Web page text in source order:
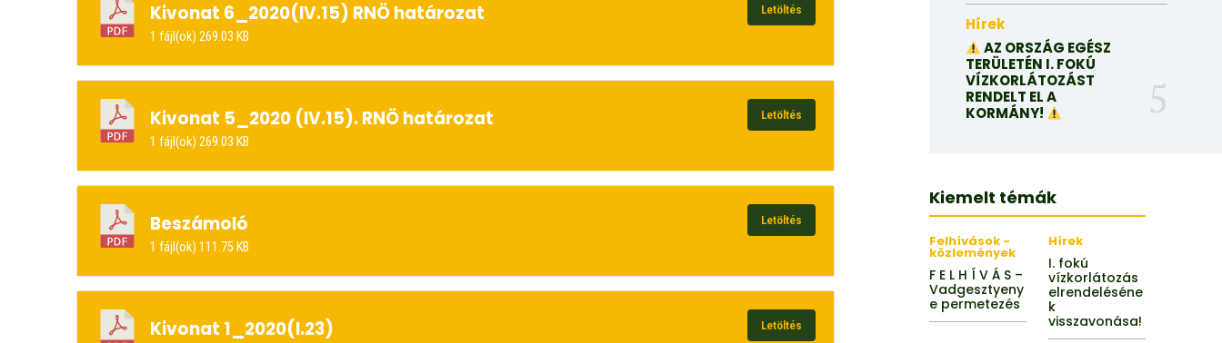
Kivonat 6_2020(IV.15) RNÖ határozat
1 fájl(ok) 269.03 KB
Letöltés
Kivonat 5_2020 (IV.15). RNÖ határozat
1 fájl(ok) 269.03 KB
Letöltés
Beszámoló
1 fájl(ok) 111.75 KB
Letöltés
Kivonat 1_2020(I.23) Letöltés
Hírek
AZ ORSZÁG EGÉSZ
TERÜLETÉN I. FOKÚ
VÍZKORLÁTOZÁST
RENDELT EL A
KORMÁNY!
Kiemelt témák
Felhívások -
közlemények
F E L H Í V Á S –
Vadgesztyeny
e permetezés
Hírek
I. fokú
vízkorlátozás
elrendeléséne
k
visszavonása!